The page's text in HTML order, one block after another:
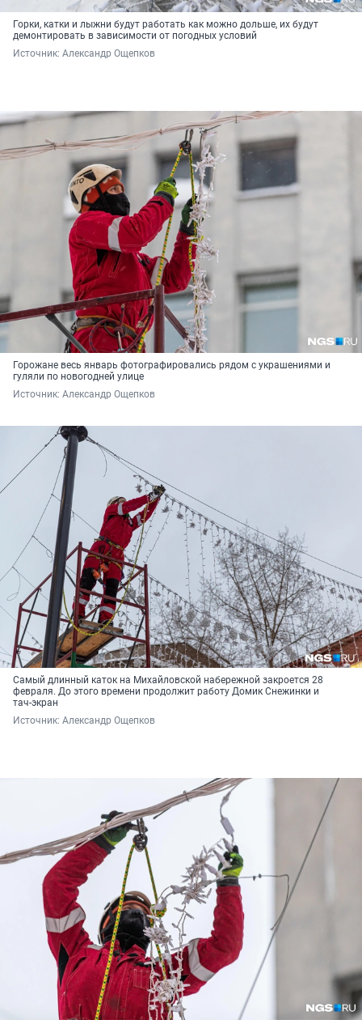
Горки, катки и лыжни будут работать как можно дольше, их будут
демонтировать в зависимости от погодных условий
Источник: Александр Ощепков
Горожане весь январь фотографировались рядом с украшениями и
гуляли по новогодней улице
Источник: Александр Ощепков
Самый длинный каток на Михайловской набережной закроется 28
февраля. До этого времени продолжит работу Домик Снежинки и
тач-экран
Источник: Александр Ощепков